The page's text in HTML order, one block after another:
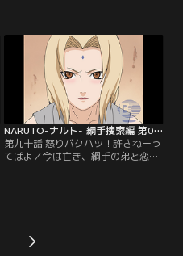
いた点に意識を集中すれば、思わぬ
力を引き出すことができるものだ」
という自来也のアドバイスにも相変
わらず成果は上がらない。そんな
中、ナルトは忍者学校での出来事を
思い出す…。【提供：バンダイチャ
ンネル】
NARUTO-ナルト- 綱手捜索編 第090話
第九十話 怒りバクハツ！許さねーっ
てばよ／今は亡き、綱手の弟と恋人
どせるという誘惑の間で揺れ動く。
そんな中、ようやく綱手と出会えた